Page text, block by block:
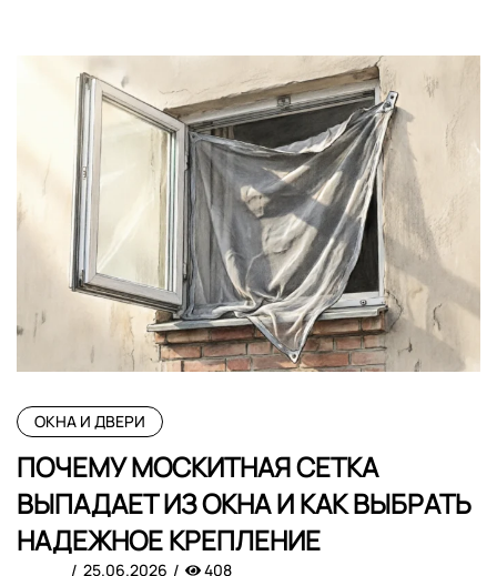
ОКНА И ДВЕРИ
ПОЧЕМУ МОСКИТНАЯ СЕТКА
ВЫПАДАЕТ ИЗ ОКНА И КАК ВЫБРАТЬ
НАДЕЖНОЕ КРЕПЛЕНИЕ
25.06.2026 408